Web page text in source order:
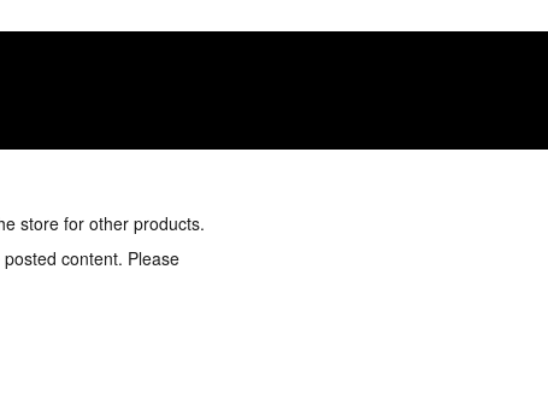
store for other products.
content. Please